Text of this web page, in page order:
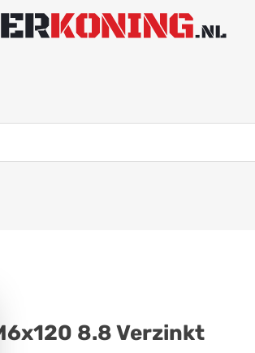
8.8 Verzinkt